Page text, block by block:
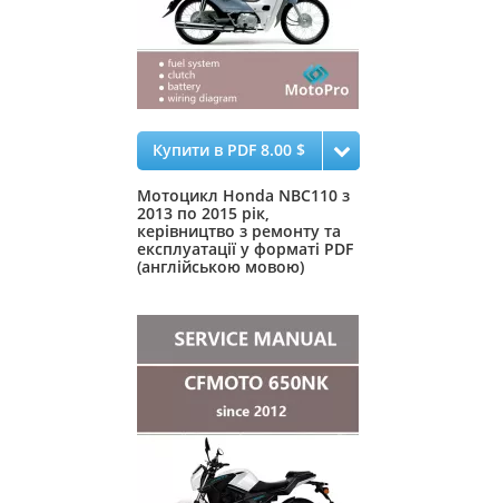
Купити в PDF 8.00 $
Мотоцикл Honda NBC110 з
2013 по 2015 рік,
керівництво з ремонту та
експлуатації у форматі PDF
(англійською мовою)